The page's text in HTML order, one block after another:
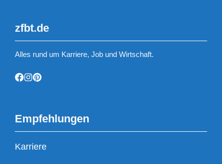
zfbt.de
Alles rund um Karriere, Job und Wirtschaft.
Empfehlungen
Karriere